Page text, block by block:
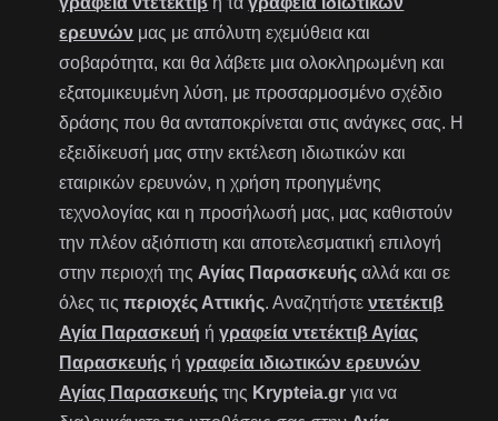
ερευνών μας με απόλυτη εχεμύθεια και
σοβαρότητα, και θα λάβετε μια ολοκληρωμένη και
εξατομικευμένη λύση, με προσαρμοσμένο σχέδιο
δράσης που θα ανταποκρίνεται στις ανάγκες σας. Η
εξειδίκευσή μας στην εκτέλεση ιδιωτικών και
εταιρικών ερευνών, η χρήση προηγμένης
τεχνολογίας και η προσήλωσή μας, μας καθιστούν
την πλέον αξιόπιστη και αποτελεσματική επιλογή
στην περιοχή της Αγίας Παρασκευής αλλά και σε
όλες τιςπεριοχές Αττικής. Αναζητήστεντετέκτιβ
Αγία Παρασκευή ήγραφεία ντετέκτιβ Αγίας
Παρασκευής ήγραφεία ιδιωτικών ερευνών
Αγίας Παρασκευής της Krypteia.gr για να